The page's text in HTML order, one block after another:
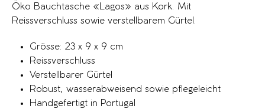
Öko Bauchtasche «Lagos» aus Kork. Mit
Reissverschluss sowie verstellbarem Gürtel.
Grösse: 23 x 9 x 9 cm
Reissverschluss
Verstellbarer Gürtel
Robust, wasserabweisend sowie pflegeleicht
Handgefertigt in Portugal